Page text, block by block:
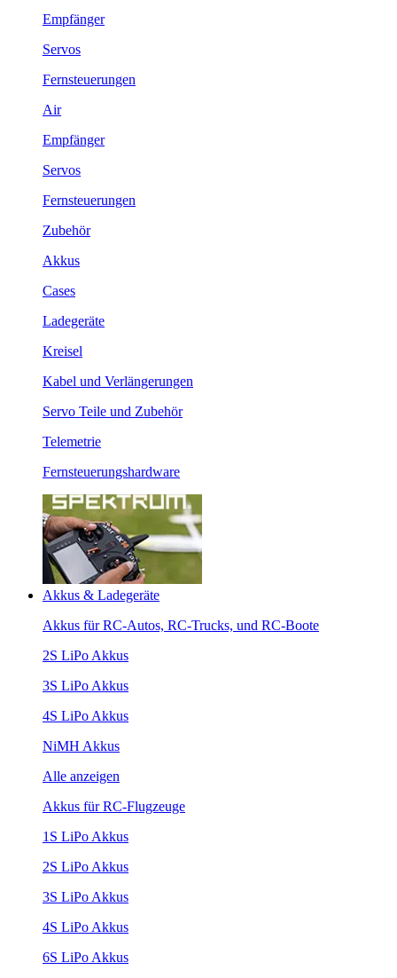
Empfänger
Servos
Fernsteuerungen
Air
Empfänger
Servos
Fernsteuerungen
Zubehör
Akkus
Cases
Ladegeräte
Kreisel
Kabel und Verlängerungen
Servo Teile und Zubehör
Telemetrie
Fernsteuerungshardware
Akkus & Ladegeräte
Akkus für RC-Autos, RC-Trucks, und RC-Boote
2S LiPo Akkus
3S LiPo Akkus
4S LiPo Akkus
NiMH Akkus
Alle anzeigen
Akkus für RC-Flugzeuge
1S LiPo Akkus
2S LiPo Akkus
3S LiPo Akkus
4S LiPo Akkus
6S LiPo Akkus